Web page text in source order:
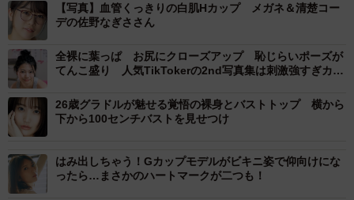
【写真】血管くっきりの白肌Hカップ メガネ＆清楚コー
デの佐野なぎささん
全裸に葉っぱ お尻にクローズアップ 恥じらいポーズが
てんこ盛り 人気TikTokerの2nd写真集は刺激強すぎカッ
26歳グラドルが魅せる覚悟の裸身とバストトップ 横から
下から100センチバストを見せつけ
はみ出しちゃう！Gカップモデルがビキニ姿で仰向けにな
ったら…まさかのハートマークが二つも！